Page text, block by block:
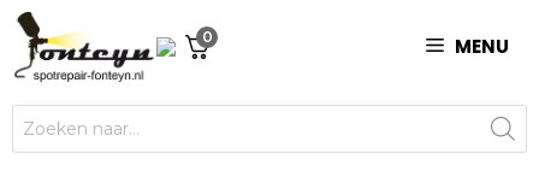
Ga
naar
de
inhoud
0 MENU
Producten
zoeken